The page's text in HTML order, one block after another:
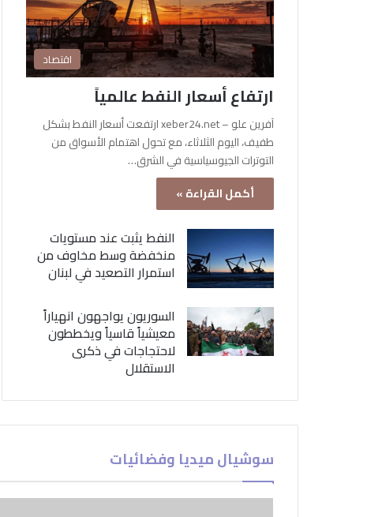
اقتصاد
ارتفاع أسعار النفط عالمياً
آفرين علو – xeber24.net ارتفعت أسعار النفط بشكل
طفيف، اليوم الثلاثاء، مع تحول اهتمام الأسواق من
التوترات الجيوسياسية في الشرق…
أكمل القراءة »
النفط يثبت عند مستويات
منخفضة وسط مخاوف من
استمرار التصعيد في لبنان
السوريون يواجهون انهياراً
معيشياً قاسياً ويخططون
لاحتجاجات في ذكرى
الاستقلال
سوشيال ميديا وفضائيات